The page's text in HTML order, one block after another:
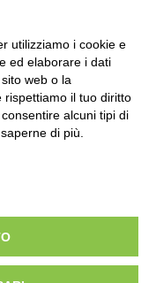
utilizziamo i cookie e
ed elaborare i dati
web o la
rispettiamo il tuo diritto
alcuni tipi di
di più.